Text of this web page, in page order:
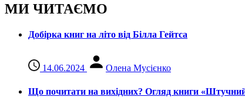
МИ ЧИТАЄМО
Добірка книг на літо від Білла Гейтса
14.06.2024 Олена Мусієнко
Що почитати на вихідних? Огляд книги «Штучний